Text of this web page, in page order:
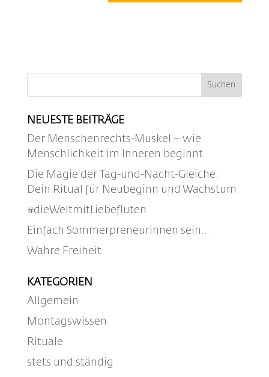
NEUESTE BEITRÄGE
Der Menschenrechts-Muskel – wie
Menschlichkeit im Inneren beginnt
Die Magie der Tag-und-Nacht-Gleiche:
Dein Ritual für Neubeginn und Wachstum
#dieWeltmitLiebefluten
Einfach Sommerpreneurinnen sein…
Wahre Freiheit
KATEGORIEN
Allgemein
Montagswissen
Rituale
stets und ständig